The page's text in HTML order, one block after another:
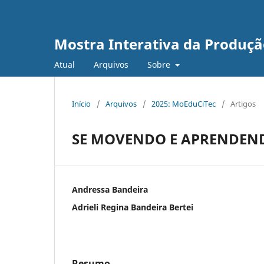
Mostra Interativa da
Atual Arquivos Sobre
Início / Arquivos / 2025: MoEduCiTec / Artigos
SE MOVENDO E
Andressa Bandeira
Adrieli Regina Bandeira Bertei